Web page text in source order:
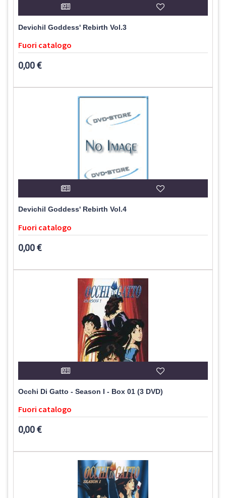
Devichil Goddess' Rebirth Vol.3
Fuori catalogo
0,00 €
Devichil Goddess' Rebirth Vol.4
Fuori catalogo
0,00 €
Occhi Di Gatto - Season I - Box 01 (3 DVD)
Fuori catalogo
0,00 €